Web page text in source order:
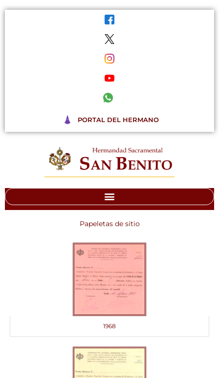
PORTAL DEL HERMANO
Papeletas de sitio
1968